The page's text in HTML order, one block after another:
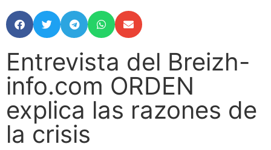
Entrevista del Breizh-
info.com ORDEN
explica las razones de
la crisis